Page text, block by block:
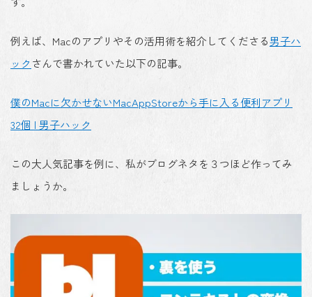
例えば、Macのアプリやその活用術を紹介してくださる男子ハ
ック さんで書かれていた以下の記事。
僕のMacに欠かせないMacAppStoreから手に入る便利アプリ
32個 | 男子ハック
この大人気記事を例に、私がブログネタを３つほど作ってみ
ましょうか。